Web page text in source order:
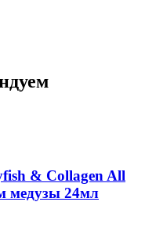
& Collagen All
медузы 24мл